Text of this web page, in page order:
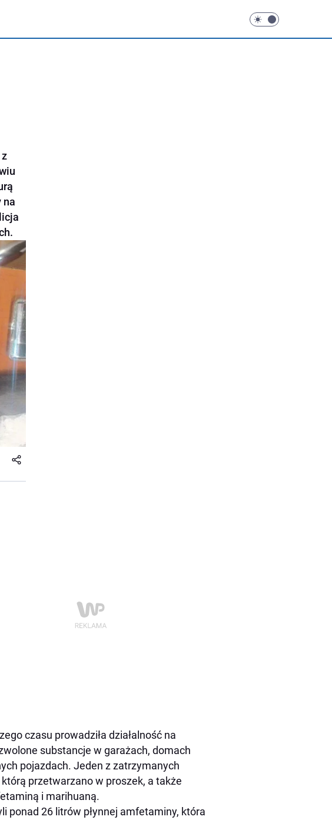
na
czasu prowadziła działalność na
substancje w garażach, domach
pojazdach. Jeden z zatrzymanych
przetwarzano w proszek, a także
i marihuaną.
ponad 26 litrów płynnej amfetaminy, która